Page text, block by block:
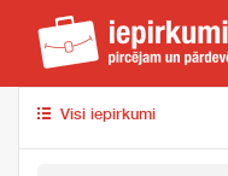
Visi iepirkumi